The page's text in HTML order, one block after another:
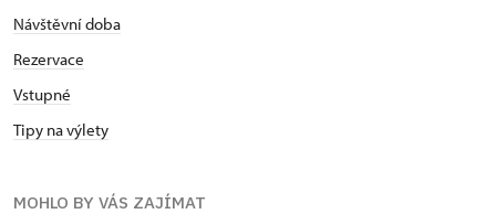
Návštěvní doba
Rezervace
Vstupné
Tipy na výlety
MOHLO BY VÁS ZAJÍMAT